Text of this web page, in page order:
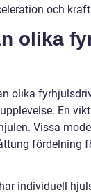
och
olika
olika
En
Vissa
fördelning
individuell